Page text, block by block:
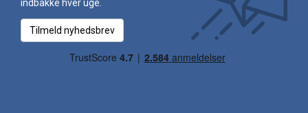
indbakke hver uge.
Tilmeld nyhedsbrev